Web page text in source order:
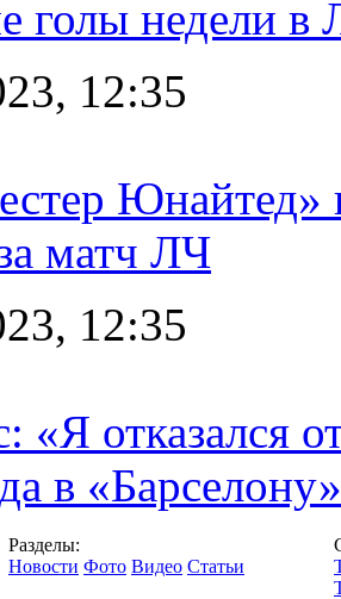
голы недели в
12:35
Юнайтед»
матч ЛЧ
12:35
«Я отказался
в «Барселону»
Разделы:
Новости Фото Видео Статьи